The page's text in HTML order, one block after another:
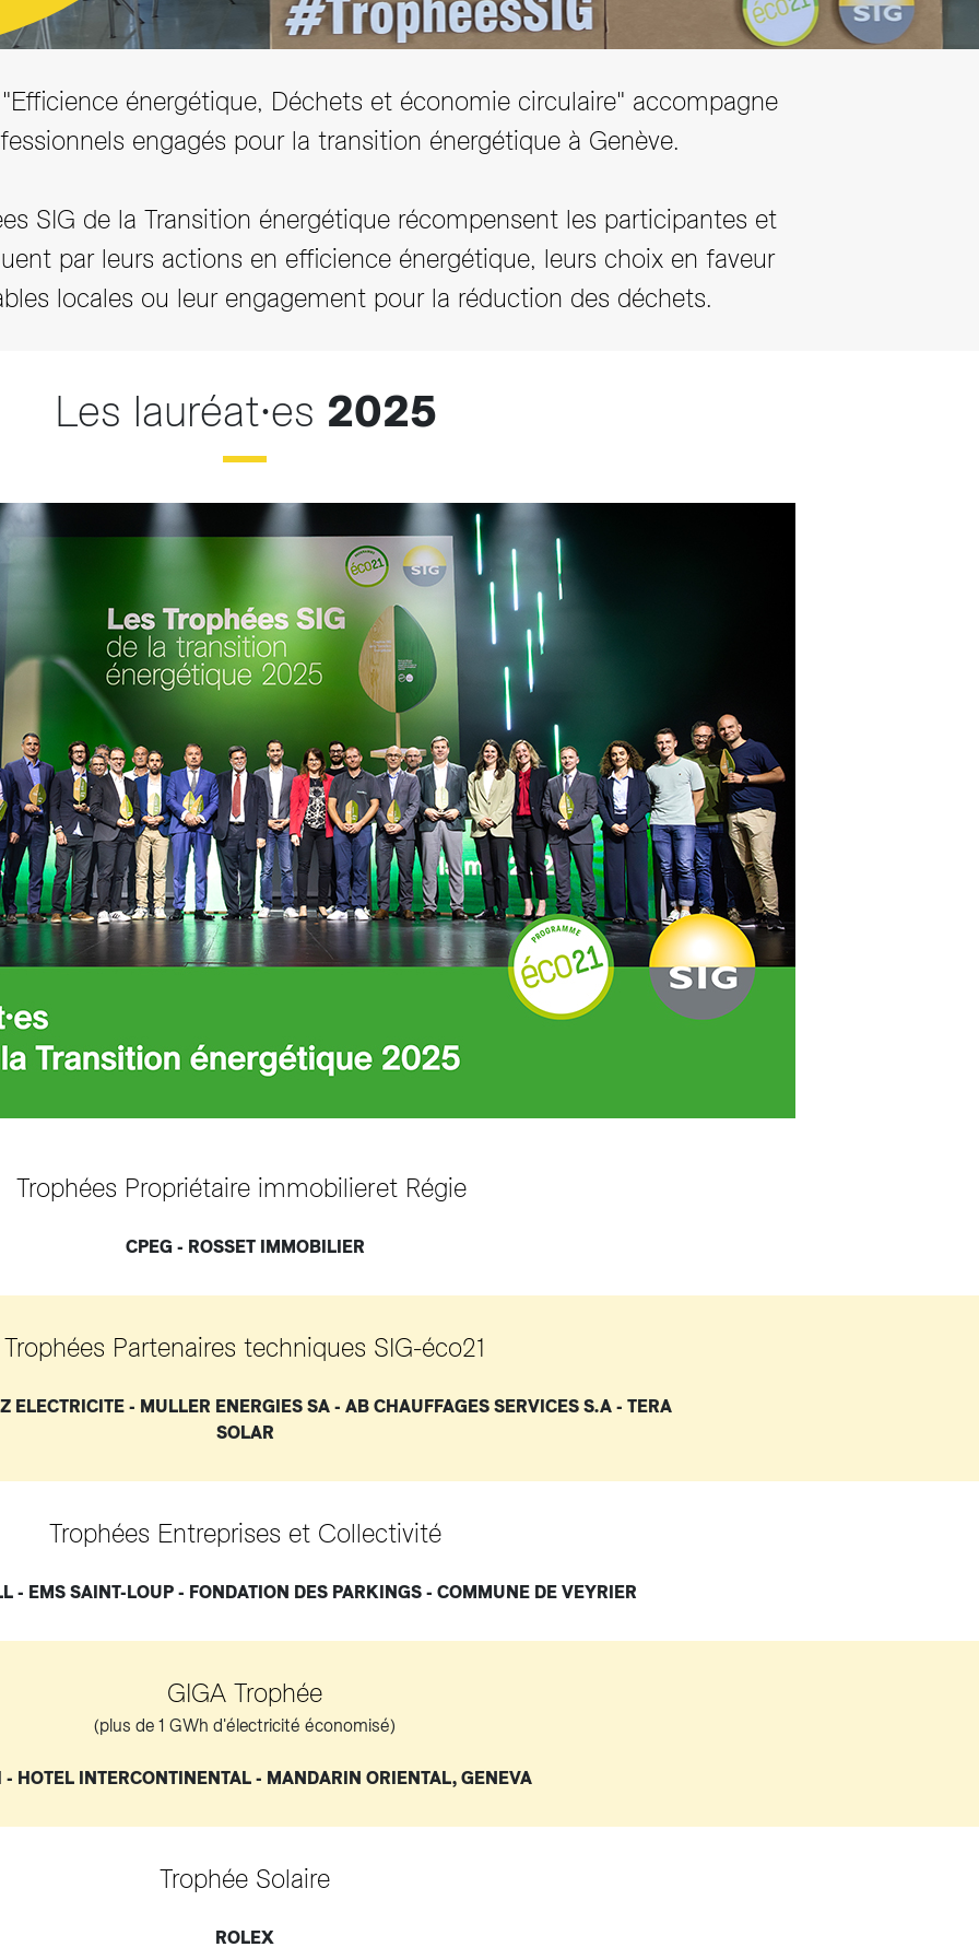
énergétique, Déchets et économie circulaire" accompagne
engagés pour la transition énergétique à Genève.
SIG de la Transition énergétique récompensent les participantes et
par leurs actions en efficience énergétique, leurs choix en faveur
locales ou leur engagement pour la réduction des déchets.
Les lauréat∙es 2025
Trophées Propriétaire immobilier et Régie
CPEG - ROSSET IMMOBILIER
Trophées Partenaires techniques SIG-éco21
ELECTRICITE - MULLER ENERGIES SA - AB CHAUFFAGES SERVICES S.A - TERA
SOLAR
Trophées Entreprises et Collectivité
- EMS SAINT-LOUP - FONDATION DES PARKINGS - COMMUNE DE VEYRIER
GIGA Trophée
(plus de 1 GWh d'électricité économisé)
- HOTEL INTERCONTINENTAL - MANDARIN ORIENTAL, GENEVA
Trophée Solaire
ROLEX